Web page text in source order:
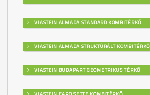
VIASTEIN ALMADA STANDARD KOMBITÉRKŐ
VIASTEIN ALMADA STRUKTÚRÁLT KOMBITÉRKŐ
VIASTEIN BUDAPART GEOMETRIKUS TÉRKŐ